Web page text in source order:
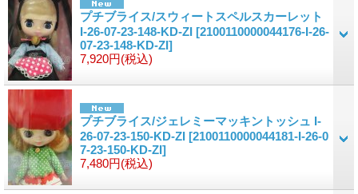
プチブライス/スウィートスペルスカーレット
I-26-07-23-148-KD-ZI [2100110000044176-I-26-
07-23-148-KD-ZI]
7,920円(税込)
プチブライス/ジェレミーマッキントッシュ I-
26-07-23-150-KD-ZI [2100110000044181-I-26-0
7-23-150-KD-ZI]
7,480円(税込)